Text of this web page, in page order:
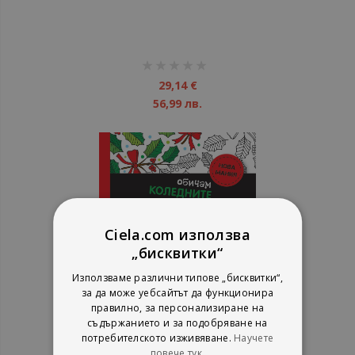
29,14 €
56,99 лв.
Обичам коледните цветове -
мини - Антистрес книга за
оцветяване - Празнично
Ciela.com използва
„бисквитки“
Използваме различни типове „бисквитки“,
за да може уебсайтът да функционира
правилно, за персонализиране на
съдържанието и за подобряване на
потребителското изживяване. Научете